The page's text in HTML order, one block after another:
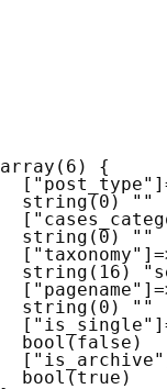
array(6) {
  string(0) ""
  string(0) ""
string(16)
  string(0) ""
  bool(false)
  bool(true)